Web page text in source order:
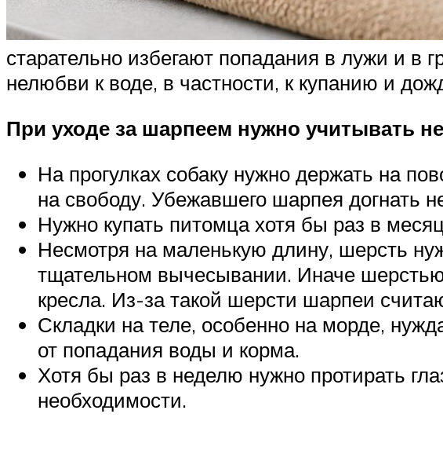
старательно избегают попадания в лужи и в
нелюбви к воде, в частности, к купанию и
При уходе за шарпеем нужно учитывать
На прогулках собаку нужно держать на
на свободу. Убежавшего шарпея догнать
Нужно купать питомца хотя бы раз в
Несмотря на маленькую длину, шерсть
тщательном вычесывании. Иначе
кресла. Из-за такой шерсти шарпеи
Складки на теле, особенно на морде,
от попадания воды и корма.
Хотя бы раз в неделю нужно протирать
необходимости.